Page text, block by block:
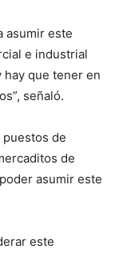
asumir este
e industrial
hay que tener en
señaló.
puestos de
de
asumir este
este